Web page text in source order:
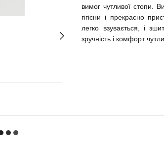
вимог чутливої стопи.
гігієни і прекрасно
легко взувається, і
зручність і комфорт